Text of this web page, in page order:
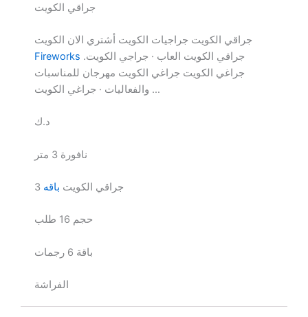
جراقي الكويت
جراقي الكويت جراجيات الكويت أشتري الان الكويت
Fireworks
جراغي الكويت جراغي الكويت مهرجان للمناسبات
والفعاليات · جراغي الكويت …
د.ك
نافورة 3 متر
جراقي الكويت باقه
حجم 16 طلب
باقة 6 رجمات
الفراشة